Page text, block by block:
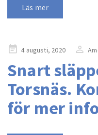
Läs mer
Publicerad
4 augusti, 2020
Snart
Torsnäs.
för mer